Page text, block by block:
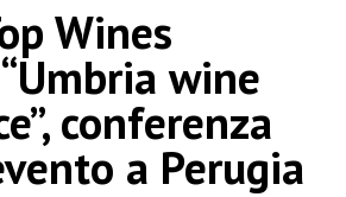
Wines
wine
conferenza
a Perugia